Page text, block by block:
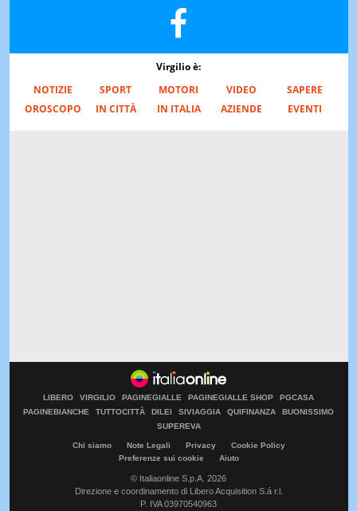
Virgilio è:
NOTIZIE
SPORT MOTORI VIDEO
SAPERE
OROSCOPO
IN CITTÀ IN ITALIA AZIENDE EVENTI
LIBERO VIRGILIO PAGINEGIALLE PAGINEGIALLE SHOP
PGCASA
PAGINEBIANCHE
TUTTOCITTÀ DILEI SIVIAGGIA QUIFINANZA
BUONISSIMO
SUPEREVA
Chi siamo Note Legali Privacy
Cookie Policy
Preferenze sui cookie
Aiuto
© Italiaonline S.p.A. 2026
Direzione e coordinamento di Libero Acquisition S.á r.l.
P. IVA 03970540963